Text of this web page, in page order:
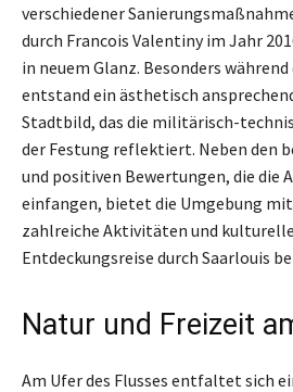
verschiedener
durch Francois Valentiny im Jahr
in neuem Glanz. Besonders
entstand ein ästhetisch
Stadtbild, das die militärisch-
der Festung reflektiert. Neben den
und positiven Bewertungen, die die
einfangen, bietet die Umgebung
zahlreiche Aktivitäten und
Entdeckungsreise durch Saarlouis
Natur und Freizeit
Am Ufer des Flusses entfaltet sich